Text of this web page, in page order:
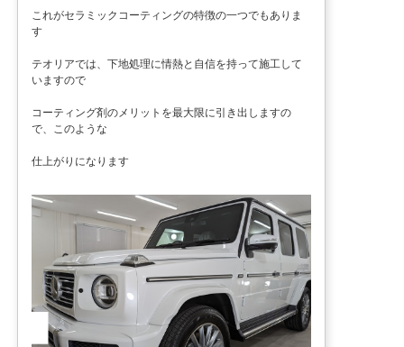
これがセラミックコーティングの特徴の一つでもありま
す
テオリアでは、下地処理に情熱と自信を持って施工して
いますので
コーティング剤のメリットを最大限に引き出しますの
で、このような
仕上がりになります